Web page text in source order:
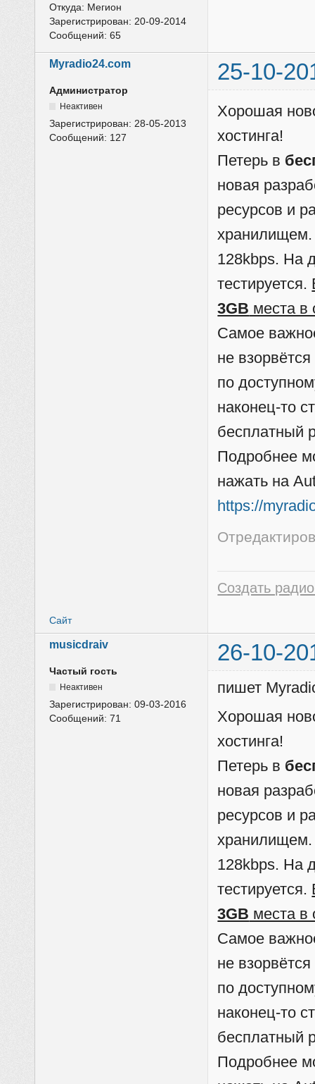
Откуда: Мегион
Зарегистрирован: 20-09-2014
Сообщений:65
Myradio24.com 25-10-
Администратор
Неактивен
Зарегистрирован:28-05-2013
Сообщений: 127
Хорошая
хостинга!
Петерь в
новая
ресурсов и
128kbps. На
тестируется.
3GB места в
Самое
не
по
наконец-то
бесплатный
Подробнее
нажать на
https://
Создать
Сайт
musicdraiv 26-10-
Частый гость
Неактивен
Зарегистрирован:09-03-2016
Сообщений:71
пишет
Хорошая
хостинга!
Петерь в
новая
ресурсов и
128kbps. На
тестируется.
3GB места в
Самое
не
по
наконец-то
бесплатный
Подробнее